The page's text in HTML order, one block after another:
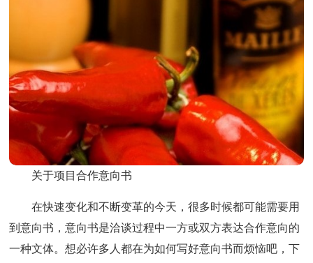
关于项目合作意向书
在快速变化和不断变革的今天，很多时候都可能需要用
到意向书，意向书是洽谈过程中一方或双方表达合作意向的
一种文体。想必许多人都在为如何写好意向书而烦恼吧，下